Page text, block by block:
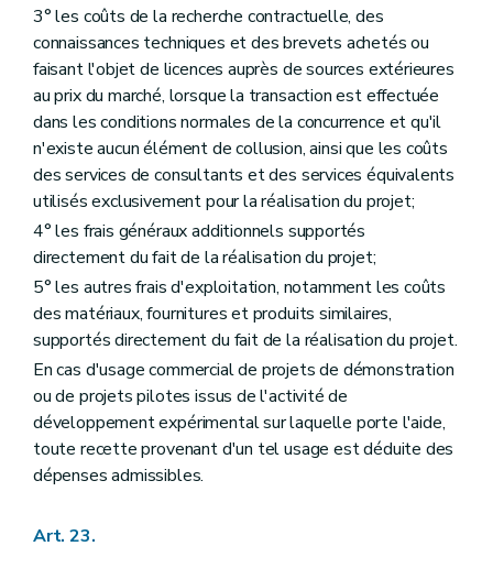
3° les coûts de la recherche contractuelle, des
connaissances techniques et des brevets achetés ou
faisant l'objet de licences auprès de sources extérieures
au prix du marché, lorsque la transaction est effectuée
dans les conditions normales de la concurrence et qu'il
n'existe aucun élément de collusion, ainsi que les coûts
des services de consultants et des services équivalents
utilisés exclusivement pour la réalisation du projet;
4° les frais généraux additionnels supportés
directement du fait de la réalisation du projet;
5° les autres frais d'exploitation, notamment les coûts
des matériaux, fournitures et produits similaires,
supportés directement du fait de la réalisation du projet.
En cas d'usage commercial de projets de démonstration
ou de projets pilotes issus de l'activité de
développement expérimental sur laquelle porte l'aide,
toute recette provenant d'un tel usage est déduite des
dépenses admissibles.
Art. 23.